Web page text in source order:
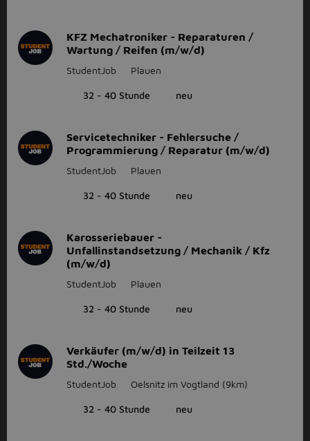
KFZ Mechatroniker - Reparaturen /
Wartung / Reifen (m/w/d)
StudentJob Plauen
32 - 40 Stunde neu
Servicetechniker - Fehlersuche /
Programmierung / Reparatur (m/w/d)
StudentJob Plauen
32 - 40 Stunde neu
Karosseriebauer -
Unfallinstandsetzung / Mechanik / Kfz
(m/w/d)
StudentJob Plauen
32 - 40 Stunde neu
Verkäufer (m/w/d) in Teilzeit 13
Std./Woche
StudentJob Oelsnitz im Vogtland (9km)
32 - 40 Stunde neu